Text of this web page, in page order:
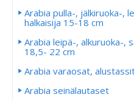
Arabia pulla-, jälkiruoka-,
halkaisija 15-18 cm
Arabia leipä-, alkuruoka-,
18,5- 22 cm
Arabia varaosat,
Arabia seinälautaset